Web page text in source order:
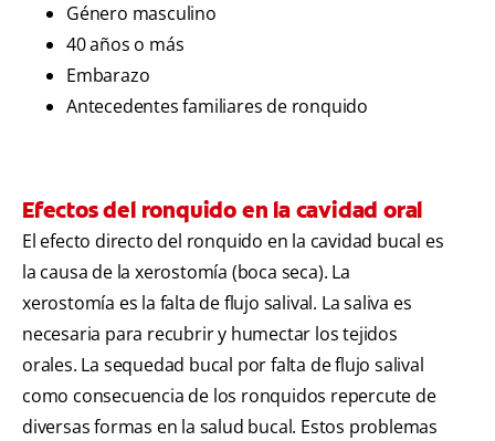
Género masculino
40 años o más
Embarazo
Antecedentes familiares de ronquido
Efectos del ronquido en la cavidad oral
El efecto directo del ronquido en la cavidad bucal es
la causa de la xerostomía (boca seca). La
xerostomía es la falta de flujo salival. La saliva es
necesaria para recubrir y humectar los tejidos
orales. La sequedad bucal por falta de flujo salival
como consecuencia de los ronquidos repercute de
diversas formas en la salud bucal. Estos problemas